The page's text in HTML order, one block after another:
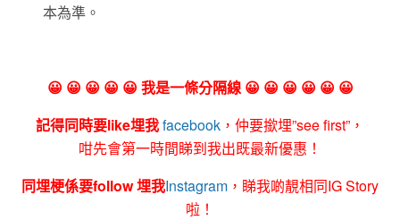
本為準。
😀 😀 😀 😀 😀 我是一條分隔線 😀 😀 😀 😀 😀 😀
記得同時要like埋我facebook ，仲要撳埋”see first”，
咁先會第一時間睇到我出既最新優惠！
同埋梗係要follow 埋我Instagram ，睇我啲靚相同IG Story
啦！